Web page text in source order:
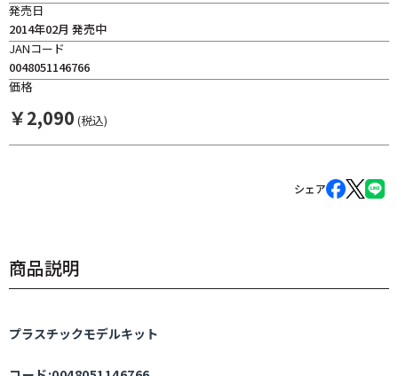
発売日
2014年02月 発売中
JANコード
0048051146766
価格
￥2,090 (税込)
シェア
商品説明
プラスチックモデルキット